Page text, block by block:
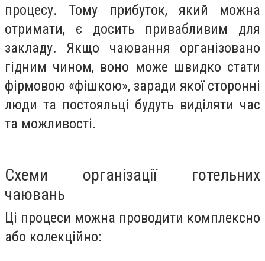
процесу. Тому прибуток, який можна
отримати, є досить привабливим для
закладу. Якщо чаювання організовано
гідним чином, воно може швидко стати
фірмовою «фішкою», заради якої сторонні
люди та постояльці будуть виділяти час
та можливості.
Схеми організації готельних
чаювань
Ці процеси можна проводити комплексно
або колекційно: